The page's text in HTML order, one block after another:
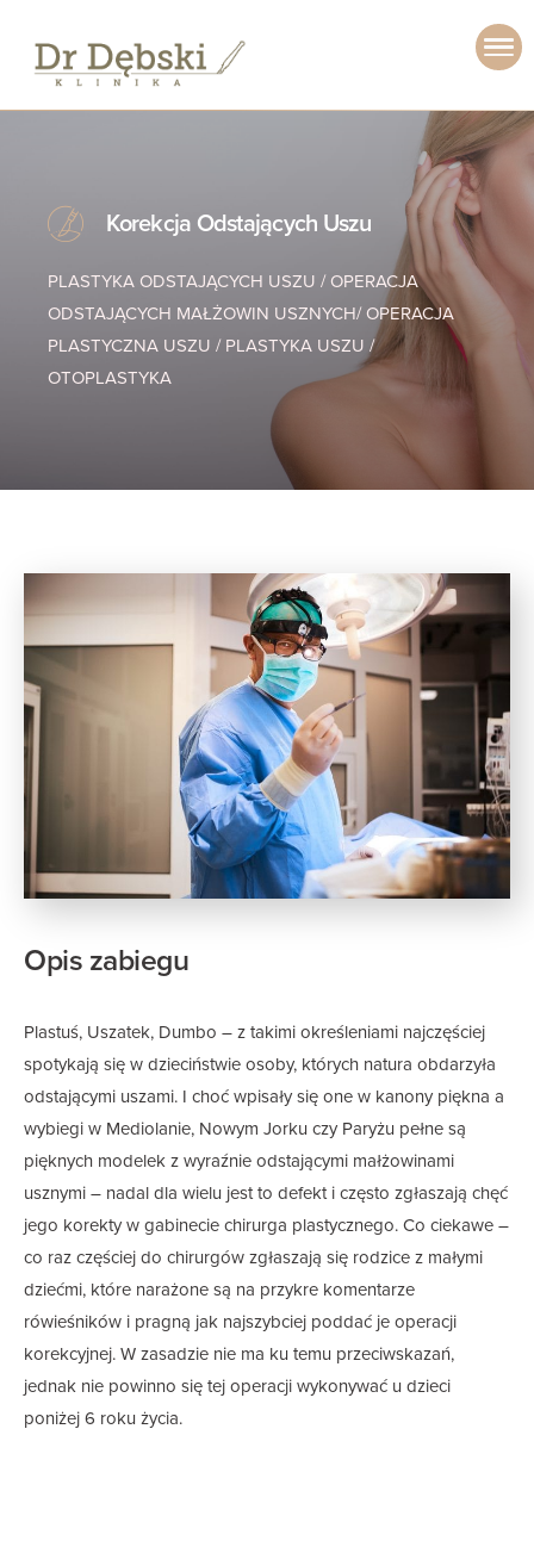
Korekcja Odstających Uszu
PLASTYKA ODSTAJĄCYCH USZU / OPERACJA
ODSTAJĄCYCH MAŁŻOWIN USZNYCH/ OPERACJA
PLASTYCZNA USZU / PLASTYKA USZU /
OTOPLASTYKA
Opis zabiegu
Plastuś, Uszatek, Dumbo – z takimi określeniami najczęściej
spotykają się w dzieciństwie osoby, których natura obdarzyła
odstającymi uszami. I choć wpisały się one w kanony piękna a
wybiegi w Mediolanie, Nowym Jorku czy Paryżu pełne są
pięknych modelek z wyraźnie odstającymi małżowinami
usznymi – nadal dla wielu jest to defekt i często zgłaszają chęć
jego korekty w gabinecie chirurga plastycznego. Co ciekawe –
co raz częściej do chirurgów zgłaszają się rodzice z małymi
dziećmi, które narażone są na przykre komentarze
rówieśników i pragną jak najszybciej poddać je operacji
korekcyjnej. W zasadzie nie ma ku temu przeciwskazań,
jednak nie powinno się tej operacji wykonywać u dzieci
poniżej 6 roku życia.